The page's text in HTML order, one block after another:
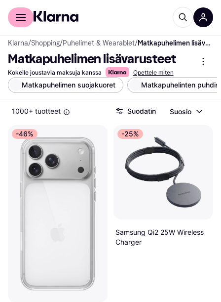
Kuluttajille
Klarna/Shopping/Puhelimet & Wearablet/ Matkapuhelimen lisävarusteet
Matkapuhelimen lisävarusteet
Kokeile joustavia maksuja kanssa Opettele miten
Matkapuhelimen suojakuoret Matkapuhelinten
1000+ tuotteet Suodatin Suosio
-46% -25%
Samsung Qi2 25W Wireless
Charger